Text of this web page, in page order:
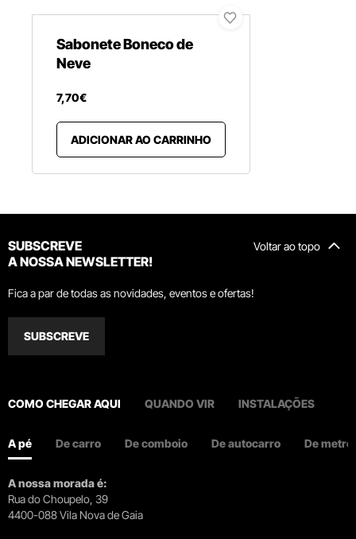
Sabonete Boneco de
Neve
7,70€
ADICIONAR AO CARRINHO
Voltar ao topo
SUBSCREVE
A NOSSA NEWSLETTER!
Fica a par de todas as novidades, eventos e ofertas!
SUBSCREVE
COMO CHEGAR AQUI QUANDO VIR INSTALAÇÕES
A pé De carro De comboio De autocarro De metro
A nossa morada é:
Rua do Choupelo, 39
4400-088 Vila Nova de Gaia